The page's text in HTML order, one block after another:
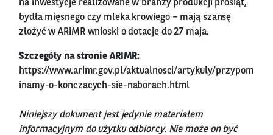
na inwestycje realizowane w branży produkcji prosiąt,
bydła mięsnego czy mleka krowiego – mają szansę
złożyć w ARiMR wnioski o dotacje do 27 maja.
Szczegóły na stronie ARIMR:
https://www.arimr.gov.pl/aktualnosci/artykuly/przypom
inamy-o-konczacych-sie-naborach.html
Niniejszy dokument jest jedynie materiałem
informacyjnym do użytku odbiorcy. Nie może on być